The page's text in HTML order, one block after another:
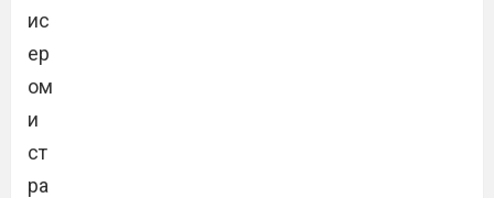
ис
ер
ом
и
ст
ра